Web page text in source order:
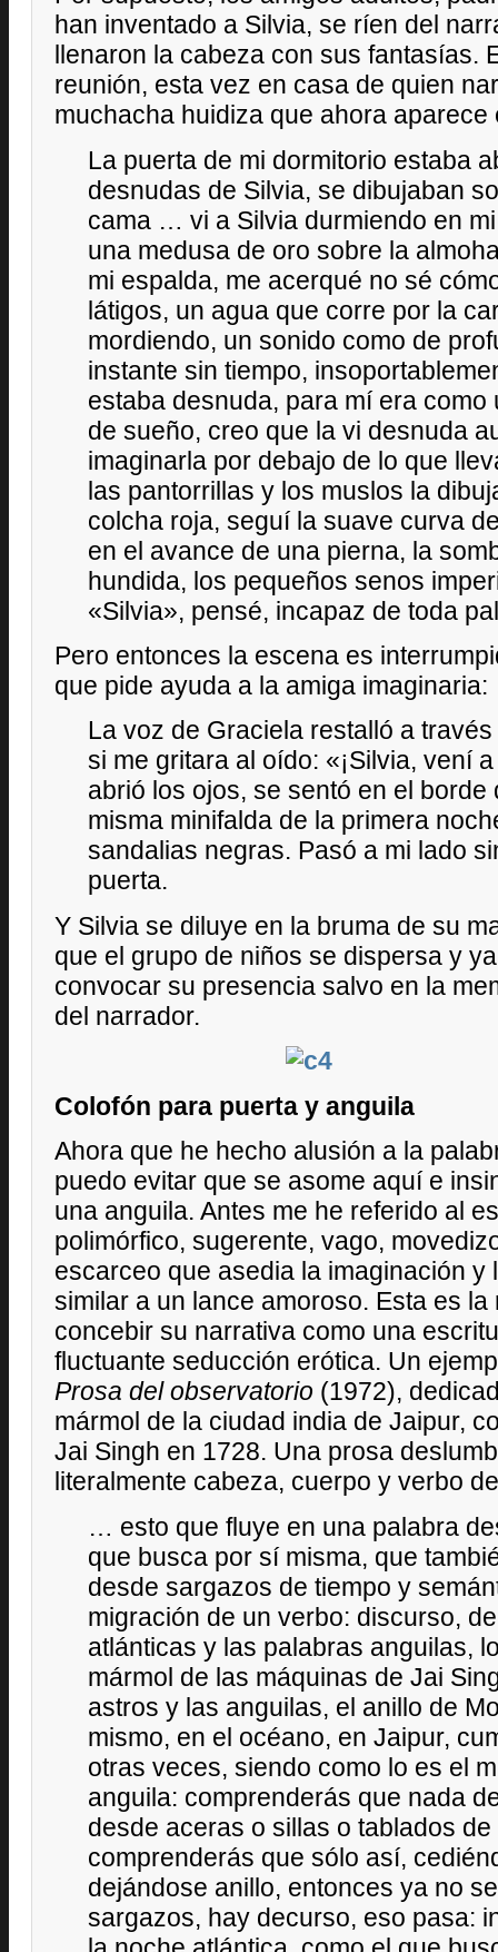
han inventado a Silvia, se ríen del
llenaron la cabeza con sus fantasías.
reunión, esta vez en casa de quien
muchacha huidiza que ahora aparece
La puerta de mi dormitorio estaba
desnudas de Silvia, se dibujaban
cama … vi a Silvia durmiendo en
una medusa de oro sobre la
mi espalda, me acerqué no sé
látigos, un agua que corre por la
mordiendo, un sonido como de
instante sin tiempo,
estaba desnuda, para mí era como
de sueño, creo que la vi desnuda
imaginarla por debajo de lo que
las pantorrillas y los muslos la
colcha roja, seguí la suave curva
en el avance de una pierna, la
hundida, los pequeños senos
«Silvia», pensé, incapaz de toda
Pero entonces la escena es
que pide ayuda a la amiga imaginaria:
La voz de Graciela restalló a
si me gritara al oído: «¡Silvia, vení
abrió los ojos, se sentó en el borde
misma minifalda de la primera
sandalias negras. Pasó a mi lado
puerta.
Y Silvia se diluye en la bruma de su
que el grupo de niños se dispersa y
convocar su presencia salvo en la
del narrador.
Colofón para puerta y anguila
Ahora que he hecho alusión a la
puedo evitar que se asome aquí e
una anguila. Antes me he referido al
polimórfico, sugerente, vago,
escarceo que asedia la imaginación y
similar a un lance amoroso. Esta es
concebir su narrativa como una
fluctuante seducción erótica. Un
Prosa del observatorio (1972),
mármol de la ciudad india de Jaipur,
Jai Singh en 1728. Una prosa
literalmente cabeza, cuerpo y verbo
… esto que fluye en una palabra
que busca por sí misma, que
desde sargazos de tiempo y
migración de un verbo: discurso,
atlánticas y las palabras anguilas,
mármol de las máquinas de Jai
astros y las anguilas, el anillo de
mismo, en el océano, en Jaipur,
otras veces, siendo como lo es el
anguila: comprenderás que nada
desde aceras o sillas o tablados
comprenderás que sólo así,
dejándose anillo, entonces ya no
sargazos, hay decurso, eso pasa: